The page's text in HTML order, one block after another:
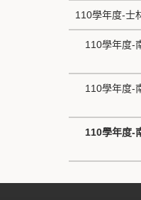
110學年度-士
110學年度-
110學年度-
110學年度-